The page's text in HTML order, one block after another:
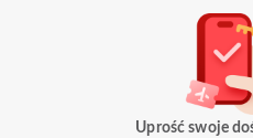
Uprość swoje